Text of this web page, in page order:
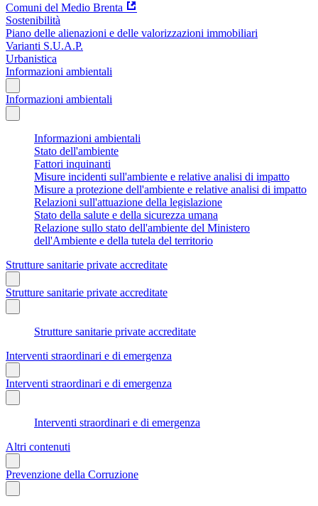
Comuni del Medio Brenta
Sostenibilità
Piano delle alienazioni e delle valorizzazioni immobiliari
Varianti S.U.A.P.
Urbanistica
Informazioni ambientali
Informazioni ambientali
Informazioni ambientali
Stato dell'ambiente
Fattori inquinanti
Misure incidenti sull'ambiente e relative analisi di impatto
Misure a protezione dell'ambiente e relative analisi di impatto
Relazioni sull'attuazione della legislazione
Stato della salute e della sicurezza umana
Relazione sullo stato dell'ambiente del Ministero
dell'Ambiente e della tutela del territorio
Strutture sanitarie private accreditate
Strutture sanitarie private accreditate
Strutture sanitarie private accreditate
Interventi straordinari e di emergenza
Interventi straordinari e di emergenza
Interventi straordinari e di emergenza
Altri contenuti
Prevenzione della Corruzione